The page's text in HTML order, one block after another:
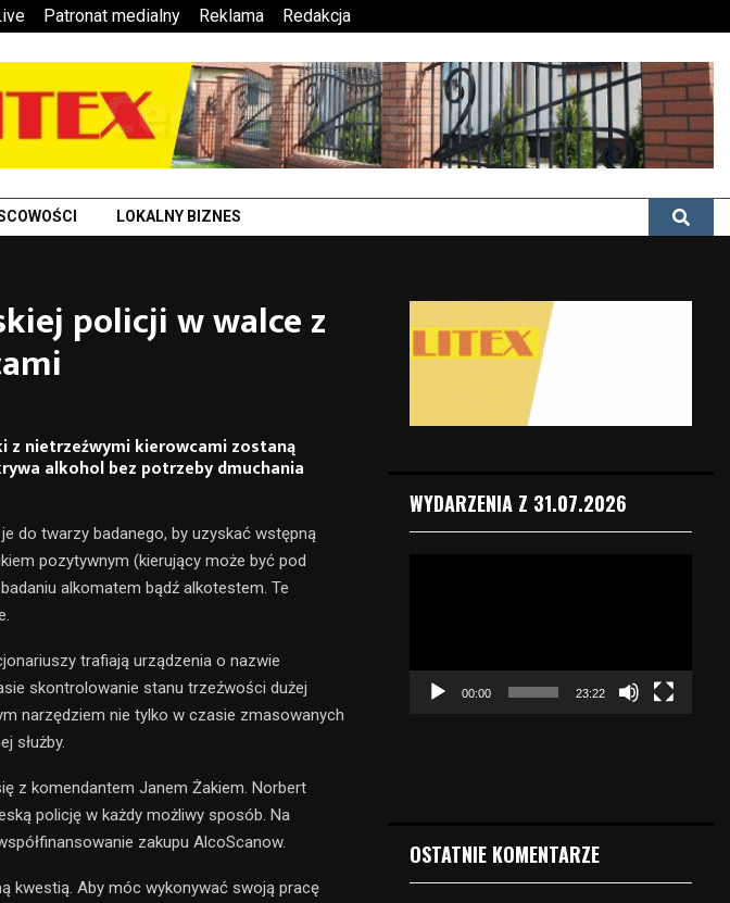
Patronat medialny Reklama Redakcja
LOKALNY BIZNES
policji w walce z
z nietrzeźwymi kierowcami zostaną
alkohol bez potrzeby dmuchania
do twarzy badanego, by uzyskać wstępną
pozytywnym (kierujący może być pod
alkomatem bądź alkotestem. Te
trafiają urządzenia o nazwie
skontrolowanie stanu trzeźwości dużej
narzędziem nie tylko w czasie zmasowanych
służby.
z komendantem Janem Żakiem. Norbert
policję w każdy możliwy sposób. Na
zakupu AlcoScanow.
kwestią. Aby móc wykonywać swoją pracę
WYDARZENIA Z 31.07.2026
e
o
00:00 23:22
OSTATNIE KOMENTARZE